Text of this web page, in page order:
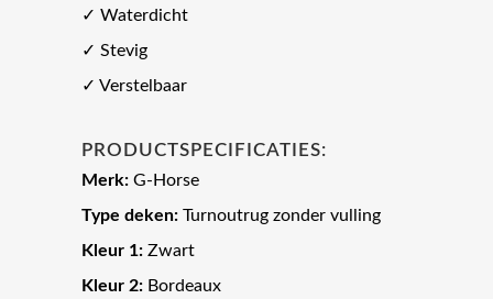
✓ Waterdicht
✓ Stevig
✓ Verstelbaar
PRODUCTSPECIFICATIES:
Merk: G-Horse
Type deken: Turnoutrug zonder vulling
Kleur 1: Zwart
Kleur 2: Bordeaux